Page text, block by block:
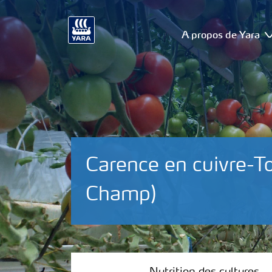
A propos de Yara
Carence en cuivre-
Champ)
Nutrition des cultures